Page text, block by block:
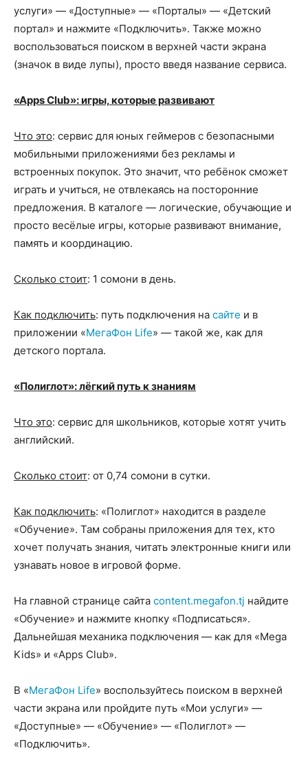
услуги» — «Доступные» — «Порталы» — «Детский
портал» и нажмите «Подключить». Также можно
воспользоваться поиском в верхней части экрана
(значок в виде лупы), просто введя название сервиса.
«Apps Club»: игры, которые развивают
Что это: сервис для юных геймеров с безопасными
мобильными приложениями без рекламы и
встроенных покупок. Это значит, что ребёнок сможет
играть и учиться, не отвлекаясь на посторонние
предложения. В каталоге — логические, обучающие и
просто весёлые игры, которые развивают внимание,
память и координацию.
Сколько стоит: 1 сомони в день.
Как подключить: путь подключения на сайте и в
приложении «МегаФон Life» — такой же, как для
детского портала.
«Полиглот»: лёгкий путь к знаниям
Что это: сервис для школьников, которые хотят учить
английский.
Сколько стоит: от 0,74 сомони в сутки.
Как подключить: «Полиглот» находится в разделе
«Обучение». Там собраны приложения для тех, кто
хочет получать знания, читать электронные книги или
узнавать новое в игровой форме.
На главной странице сайта content.megafon.tj найдите
«Обучение» и нажмите кнопку «Подписаться».
Дальнейшая механика подключения — как для «Mega
Kids» и «Apps Club».
В «МегаФон Life» воспользуйтесь поиском в верхней
части экрана или пройдите путь «Мои услуги» —
«Доступные» — «Обучение» — «Полиглот» —
«Подключить».